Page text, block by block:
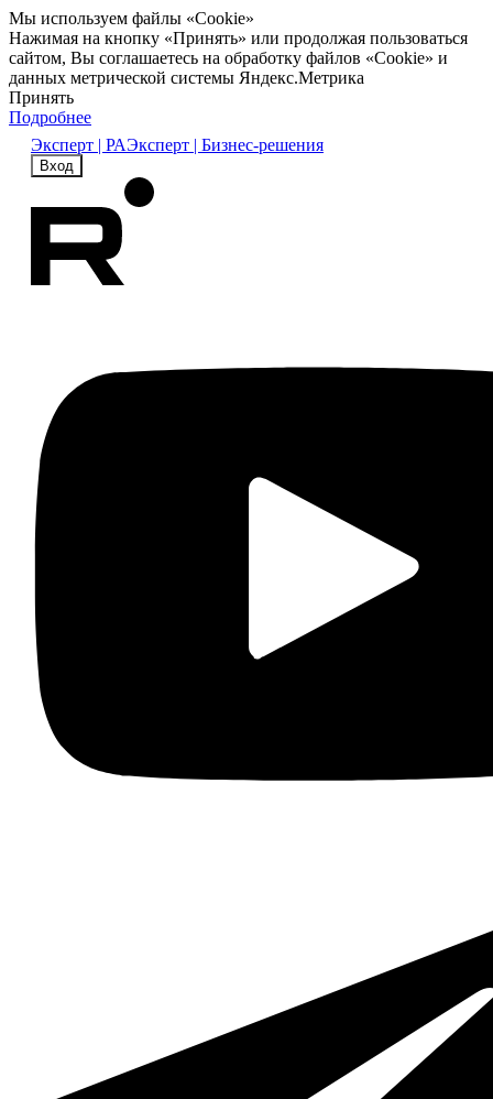
Мы используем файлы «Cookie»
Нажимая на кнопку «Принять» или продолжая пользоваться
сайтом, Вы соглашаетесь на обработку файлов «Cookie» и
данных метрической системы Яндекс.Метрика
Принять
Подробнее
Эксперт | РАЭксперт | Бизнес-решения
Вход